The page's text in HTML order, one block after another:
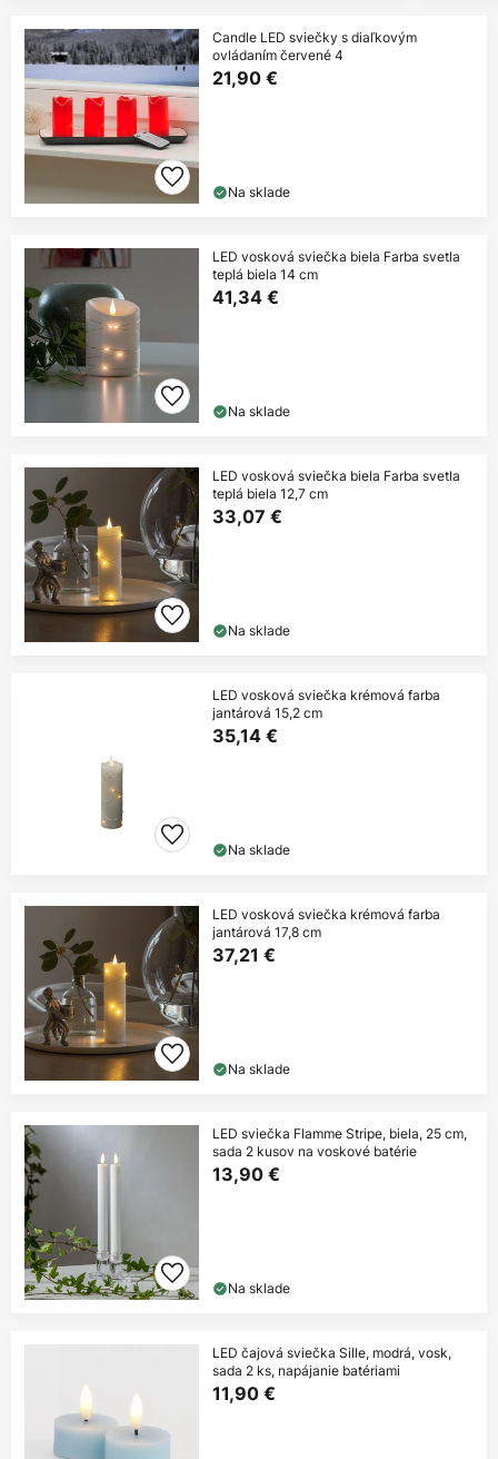
Candle LED sviečky s diaľkovým
ovládaním červené 4
21,90 €
Na sklade
LED vosková sviečka biela Farba svetla
teplá biela 14 cm
41,34 €
Na sklade
LED vosková sviečka biela Farba svetla
teplá biela 12,7 cm
33,07 €
Na sklade
LED vosková sviečka krémová farba
jantárová 15,2 cm
35,14 €
Na sklade
LED vosková sviečka krémová farba
jantárová 17,8 cm
37,21 €
Na sklade
LED sviečka Flamme Stripe, biela, 25 cm,
sada 2 kusov na voskové batérie
13,90 €
Na sklade
LED čajová sviečka Sille, modrá, vosk,
sada 2 ks, napájanie batériami
11,90 €